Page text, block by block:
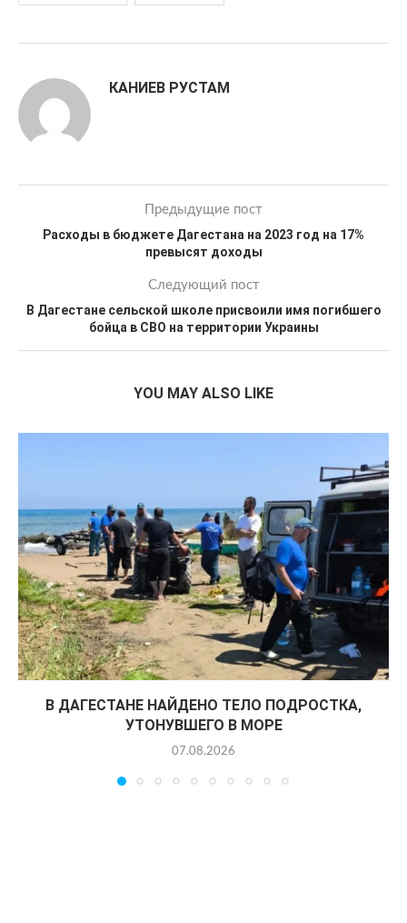
КАНИЕВ РУСТАМ
Предыдущие пост
Расходы в бюджете Дагестана на 2023 год на 17%
превысят доходы
Следующий пост
В Дагестане сельской школе присвоили имя погибшего
бойца в СВО на территории Украины
YOU MAY ALSO LIKE
В ДАГЕСТАНЕ НАЙДЕНО ТЕЛО ПОДРОСТКА,
УТОНУВШЕГО В МОРЕ
07.08.2026